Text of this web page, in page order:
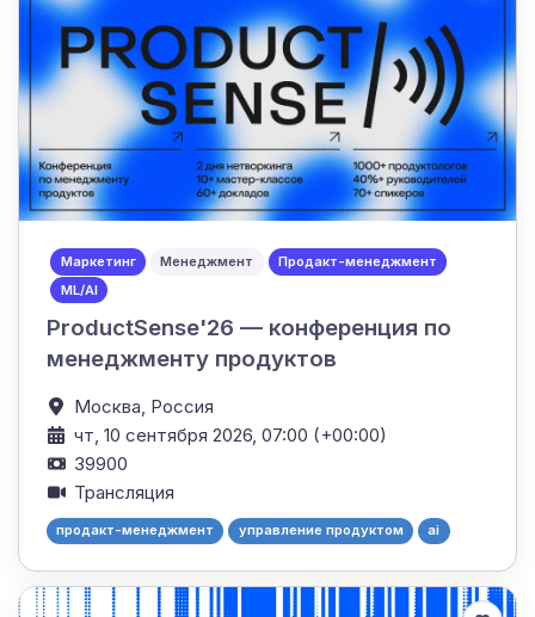
Маркетинг Менеджмент
Продакт-менеджмент
ML/AI
ProductSense'26 — конференция по
менеджменту продуктов
Москва, Россия
чт, 10 сентября 2026, 07:00 (+00:00)
39900
Трансляция
продакт-менеджмент управление продуктом ai